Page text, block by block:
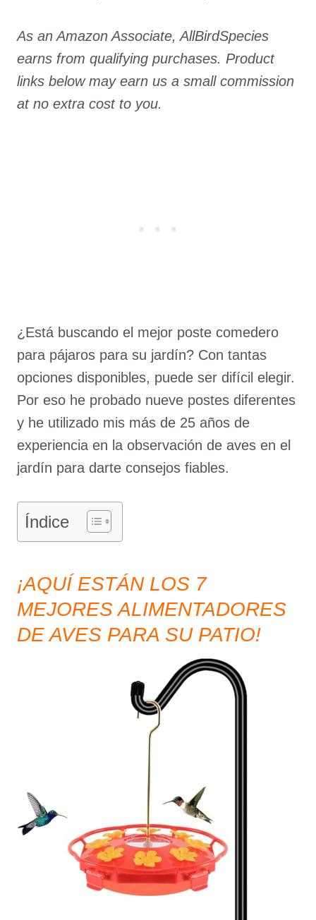
As an Amazon Associate, AllBirdSpecies
earns from qualifying purchases. Product
links below may earn us a small commission
at no extra cost to you.
¿Está buscando el mejor poste comedero
para pájaros para su jardín? Con tantas
opciones disponibles, puede ser difícil elegir.
Por eso he probado nueve postes diferentes
y he utilizado mis más de 25 años de
experiencia en la observación de aves en el
jardín para darte consejos fiables.
Índice
¡AQUÍ ESTÁN LOS 7
MEJORES ALIMENTADORES
DE AVES PARA SU PATIO!